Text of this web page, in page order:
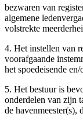
bezwaren van
algemene
volstrekte
4. Het instellen van
voorafgaande
het spoedeisende
5. Het bestuur is
onderdelen van zijn
de havenmeester(s),